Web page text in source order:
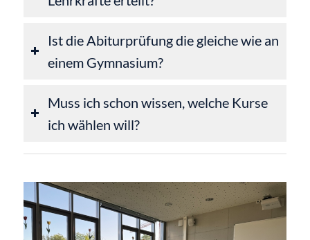
Ist die Abiturprüfung die gleiche wie an
einem Gymnasium?
Muss ich schon wissen, welche Kurse
ich wählen will?